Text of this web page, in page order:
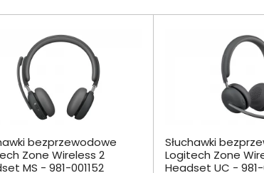
bezprzewodowe
Zone Wireless 2
MS - 981-001152
Słuchawki
Logitech Zone
Headset UC - 981-